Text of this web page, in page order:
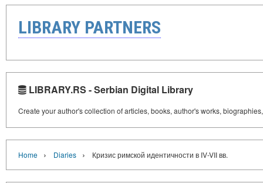
LIBRARY PARTNERS
LIBRARY.RS - Serbian Digital Library
Create your author's collection of articles, books, author's works,
Home › Diaries › Кризис римской идентичности в IV-VII вв.